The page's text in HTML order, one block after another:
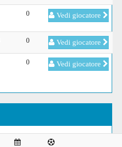
0 Vedi giocatore
0 Vedi giocatore
0 Vedi giocatore